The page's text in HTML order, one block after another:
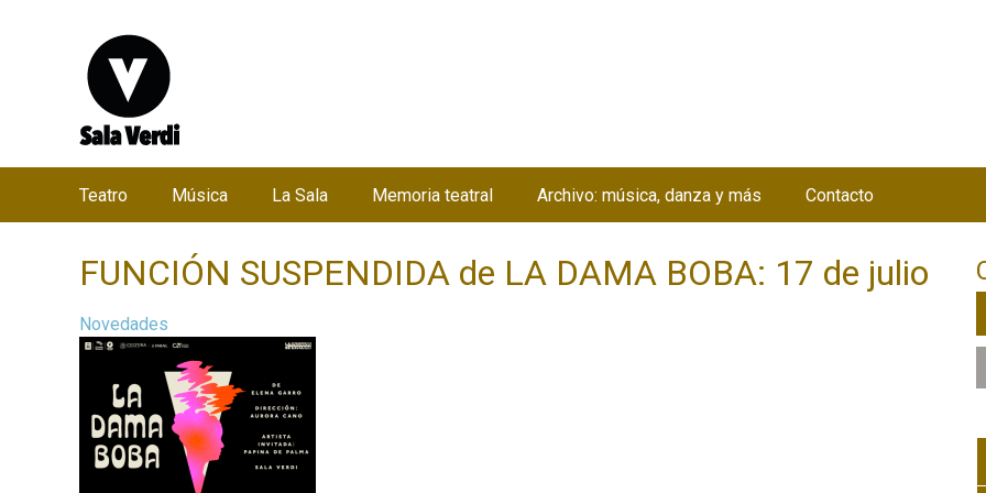
FUNCIÓN SUSPENDIDA de LA DAMA BOBA: 17 de julio
Novedades
n
p
n
Teatro Música La Sala Memoria teatral Archivo: música, danza y más Contacto